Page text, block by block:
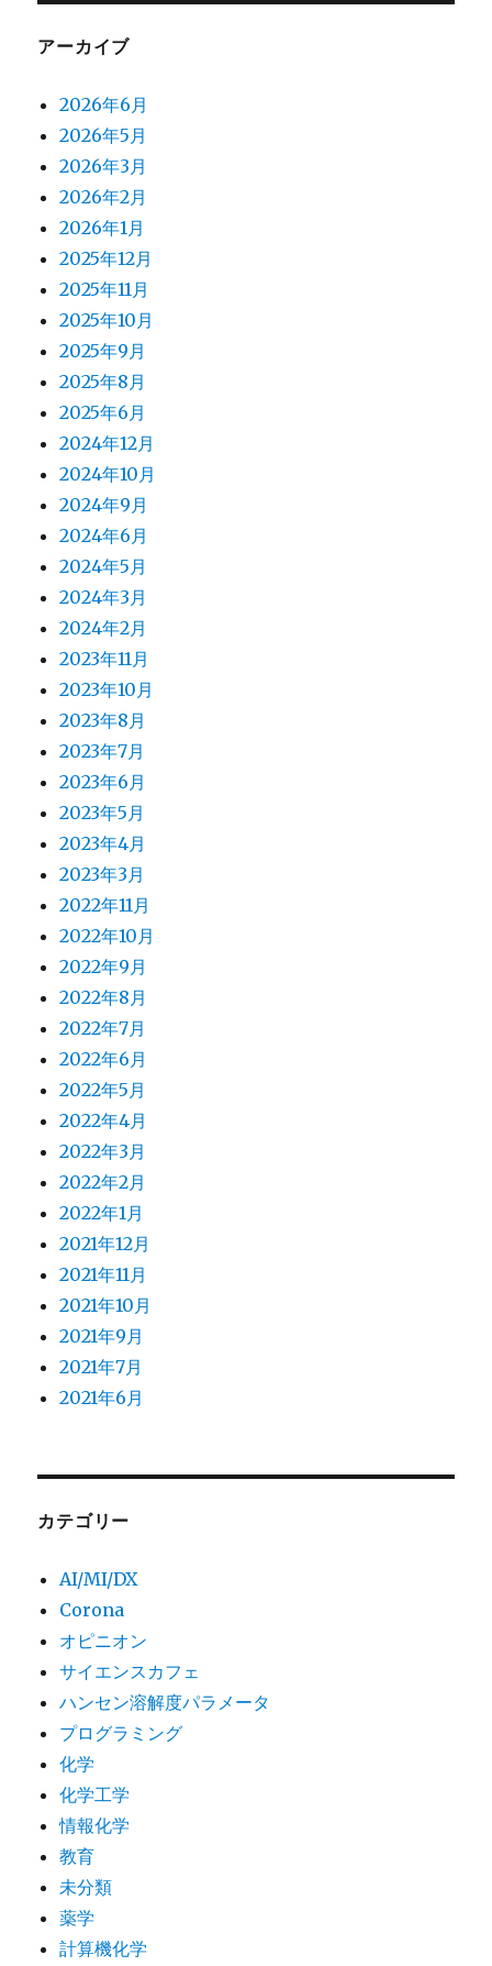
アーカイブ
2026年6月
2026年5月
2026年3月
2026年2月
2026年1月
2025年12月
2025年11月
2025年10月
2025年9月
2025年8月
2025年6月
2024年12月
2024年10月
2024年9月
2024年6月
2024年5月
2024年3月
2024年2月
2023年11月
2023年10月
2023年8月
2023年7月
2023年6月
2023年5月
2023年4月
2023年3月
2022年11月
2022年10月
2022年9月
2022年8月
2022年7月
2022年6月
2022年5月
2022年4月
2022年3月
2022年2月
2022年1月
2021年12月
2021年11月
2021年10月
2021年9月
2021年7月
2021年6月
カテゴリー
AI/MI/DX
Corona
オピニオン
サイエンスカフェ
ハンセン溶解度パラメータ
プログラミング
化学
化学工学
情報化学
教育
未分類
薬学
計算機化学